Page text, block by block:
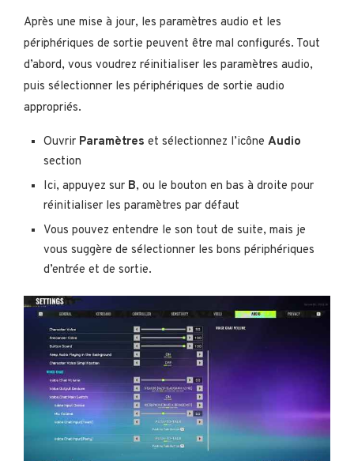
Après une mise à jour, les paramètres audio et les
périphériques de sortie peuvent être mal configurés. Tout
d’abord, vous voudrez réinitialiser les paramètres audio,
puis sélectionner les périphériques de sortie audio
appropriés.
Ouvrir Paramètres et sélectionnez l’icône Audio
section
Ici, appuyez sur B, ou le bouton en bas à droite pour
réinitialiser les paramètres par défaut
Vous pouvez entendre le son tout de suite, mais je
vous suggère de sélectionner les bons périphériques
d’entrée et de sortie.